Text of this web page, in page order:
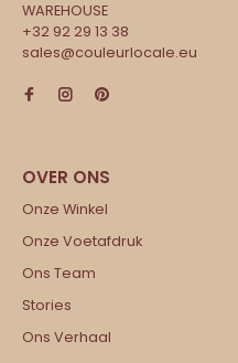
WAREHOUSE
+32 92 29 13 38
sales@couleurlocale.eu
Onze Winkel
Onze Voetafdruk
Ons Team
Stories
Ons Verhaal